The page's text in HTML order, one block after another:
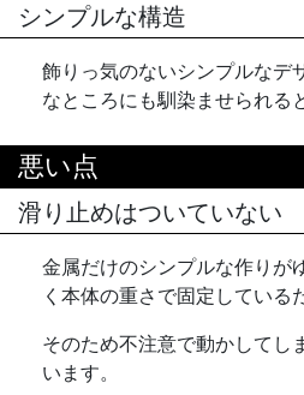
シンプルな構造
飾りっ気のないシンプルなデ
なところにも馴染ませられる
悪い点
滑り止めはついていない
金属だけのシンプルな作りが
く本体の重さで固定している
そのため不注意で動かしてし
います。